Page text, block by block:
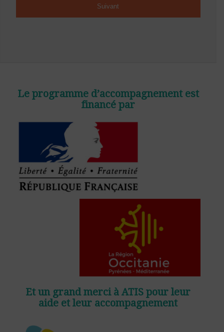
Le programme d’accompagnement est
financé par
Et un grand merci à ATIS pour leur
aide et leur accompagnement